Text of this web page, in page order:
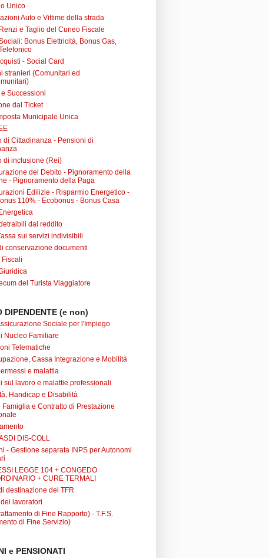
Unico
Auto e Vittime della strada
e Taglio del Cuneo Fiscale
Bonus Elettricità, Bonus Gas,
- Social Card
stranieri (Comunitari ed
e Successioni
dal Ticket
Municipale Unica
di Cittadinanza - Pensioni di
di inclusione (Rei)
del Debito - Pignoramento della
- Pignoramento della Paga
Edilizie - Risparmio Energetico -
110% - Ecobonus - Bonus Casa
dal reddito
sui servizi indivisibili
conservazione documenti
Fiscali
del Turista Viaggiatore
DIPENDENTE (e non)
Sociale per l'Impiego
Nucleo Familiare
Telematiche
Cassa Integrazione e Mobilità
e malattia
sul lavoro e malattie professionali
Handicap e Disabilità
Famiglia e Contratto di Prestazione
DIS-COLL
- Gestione separata INPS per Autonomi
LEGGE 104 + CONGEDO
+ CURE TERMALI
destinazione del TFR
lavoratori
di Fine Rapporto) - T.F.S.
di Fine Servizio)
e PENSIONATI